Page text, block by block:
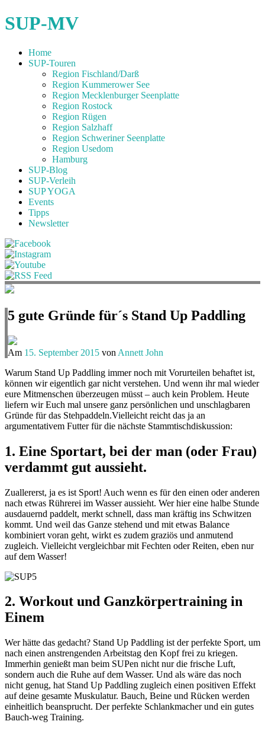
SUP-MV
Home
SUP-Touren
Region Fischland/Darß
Region Kummerower See
Region Mecklenburger Seenplatte
Region Rostock
Region Rügen
Region Salzhaff
Region Schweriner Seenplatte
Region Usedom
Hamburg
SUP-Blog
SUP-Verleih
SUP YOGA
Events
Tipps
Newsletter
5 gute Gründe für´s Stand Up Paddling
Am 15. September 2015 von Annett John
Warum Stand Up Paddling immer noch mit Vorurteilen behaftet ist,
können wir eigentlich gar nicht verstehen. Und wenn ihr mal wieder
eure Mitmenschen überzeugen müsst – auch kein Problem. Heute
liefern wir Euch mal unsere ganz persönlichen und unschlagbaren
Gründe für das Stehpaddeln.Vielleicht reicht das ja an
argumentativem Futter für die nächste Stammtischdiskussion:
1. Eine Sportart, bei der man (oder Frau)
verdammt gut aussieht.
Zuallererst, ja es ist Sport! Auch wenn es für den einen oder anderen
nach etwas Rührerei im Wasser aussieht. Wer hier eine halbe Stunde
ausdauernd paddelt, merkt schnell, dass man kräftig ins Schwitzen
kommt. Und weil das Ganze stehend und mit etwas Balance
kombiniert voran geht, wirkt es zudem graziös und anmutend
zugleich. Vielleicht vergleichbar mit Fechten oder Reiten, eben nur
auf dem Wasser!
2. Workout und Ganzkörpertraining in
Einem
Wer hätte das gedacht? Stand Up Paddling ist der perfekte Sport, um
nach einen anstrengenden Arbeitstag den Kopf frei zu kriegen.
Immerhin genießt man beim SUPen nicht nur die frische Luft,
sondern auch die Ruhe auf dem Wasser. Und als wäre das noch
nicht genug, hat Stand Up Paddling zugleich einen positiven Effekt
auf deine gesamte Muskulatur. Bauch, Beine und Rücken werden
einheitlich beansprucht. Der perfekte Schlankmacher und ein gutes
Bauch-weg Training.